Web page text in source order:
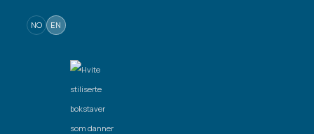
NO EN